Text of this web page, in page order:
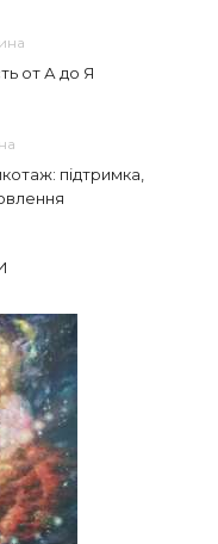
от А до Я
підтримка,